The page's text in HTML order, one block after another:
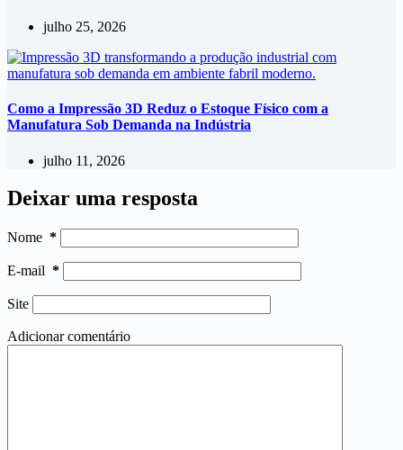
julho 25, 2026
Como a Impressão 3D Reduz o Estoque Físico com a
Manufatura Sob Demanda na Indústria
julho 11, 2026
Deixar uma resposta
Nome *
E-mail *
Site
Adicionar comentário